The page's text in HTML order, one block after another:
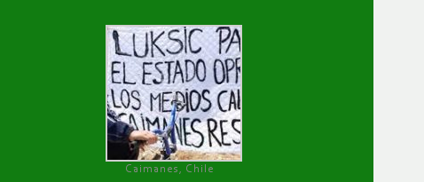
Caimanes, Chile